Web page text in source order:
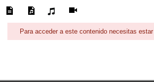
Para acceder a este contenido necesitas